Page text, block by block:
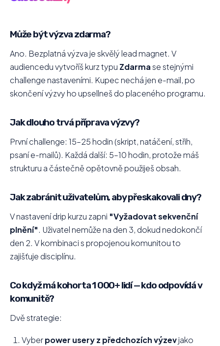
Může být výzva zdarma?
Ano. Bezplatná výzva je skvělý lead magnet. V
audiencedu vytvoříš kurz typu Zdarmase stejnými
challenge nastaveními. Kupec nechá jen e-mail, po
skončení výzvy ho upsellneš do placeného programu.
Jak dlouho trvá příprava výzvy?
První challenge: 15–25 hodin (skript, natáčení, střih,
psaní e-mailů). Každá další: 5–10 hodin, protože máš
strukturu a částečně opětovně použiješ obsah.
Jak zabránit uživatelům, aby přeskakovali dny?
V nastavení drip kurzu zapni "Vyžadovat sekvenční
plnění". Uživatel nemůže na den 3, dokud nedokončí
den 2. V kombinaci s propojenou komunitou to
zajišťuje disciplínu.
Co když má kohorta 1 000+ lidí — kdo odpovídá v
komunitě?
Dvě strategie:
Vyberpower usery z předchozích výzevjako